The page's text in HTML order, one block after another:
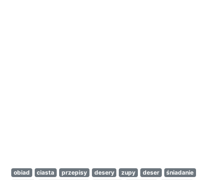
obiad ciasta przepisy desery zupy deser
śniadanie